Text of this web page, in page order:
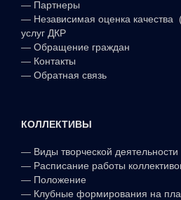
— Партнеры
— Независимая оценка качества
услуг ДКР
— Обращение граждан
— Контакты
— Обратная связь
КОЛЛЕКТИВЫ
— Виды творческой деятельности
— Расписание работы
— Положение
— Клубные формирования на